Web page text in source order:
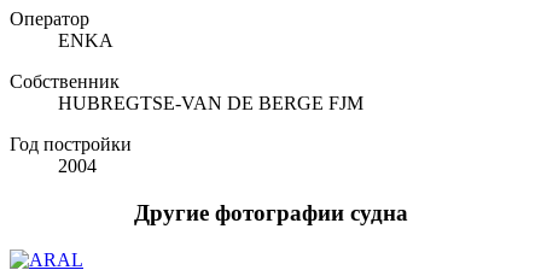
Оператор
ENKA
Собственник
HUBREGTSE-VAN DE BERGE FJM
Год постройки
2004
Другие фотографии судна